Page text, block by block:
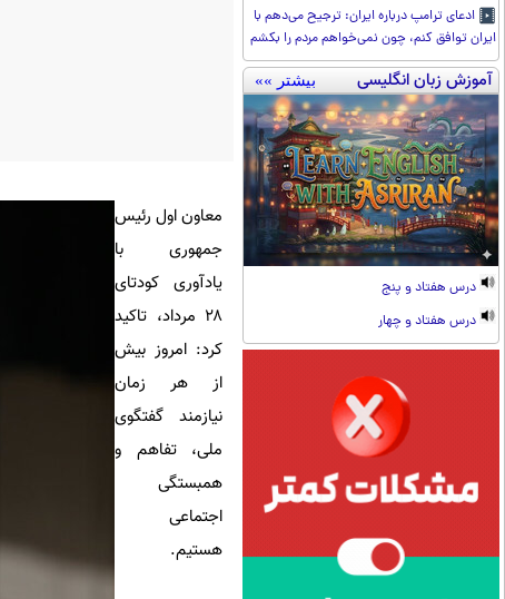
ادعای ترامپ درباره ایران: ترجیح می‌دهم با
ایران توافق کنم، چون نمی‌خواهم مردم را بکشم
آموزش زبان انگلیسی بیشتر »»
درس هفتاد و پنج
درس هفتاد و چهار
معاون اول رئیس
جمهوری با
یادآوری کودتای
۲۸ مرداد، تاکید
کرد: امروز بیش
از هر زمان
نیازمند ‎گفتگوی
ملی، تفاهم و
همبستگی
اجتماعی
هستیم.